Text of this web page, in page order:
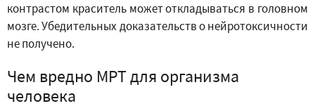
контрастом краситель может откладываться в головном
мозге. Убедительных доказательств о нейротоксичности
не получено.
Чем вредно МРТ для организма
человека